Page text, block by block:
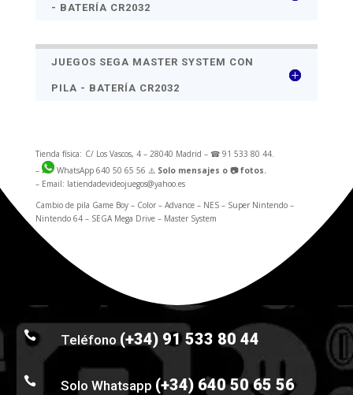
- BATERÍA CR2032
JUEGOS SEGA MASTER SYSTEM CON
PILA - BATERÍA CR2032
Tienda física: C/ Los Vascos, 4 – 28040 Madrid – ☎ 91 533 80 44.
–
WhatsApp 640 50 65 56 ⚠️ Solo mensajes o 📷 fotos.
– Email: latiendadevideojuegos@yahoo.es
Cambio de pila Game Boy – Color – Advance – NES – Super Nintendo –
Nintendo 64 – SEGA Mega Drive – Master System
 Teléfono (+34) 91 533 80 44
 Solo Whatsapp (+34) 640 50 65 56